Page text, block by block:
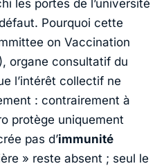
les portes de l’université
Pourquoi cette
on Vaccination
, organe consultatif du
l’intérêt collectif ne
: contrairement à
protège uniquement
pas d’immunité
» reste absent ; seul le